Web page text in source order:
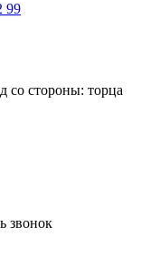
99
со стороны: торца
звонок